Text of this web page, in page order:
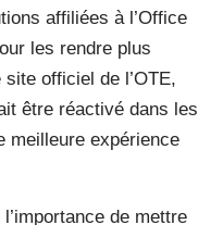
affiliées à l’Office
les rendre plus
officiel de l’OTE,
être réactivé dans les
meilleure expérience
de mettre